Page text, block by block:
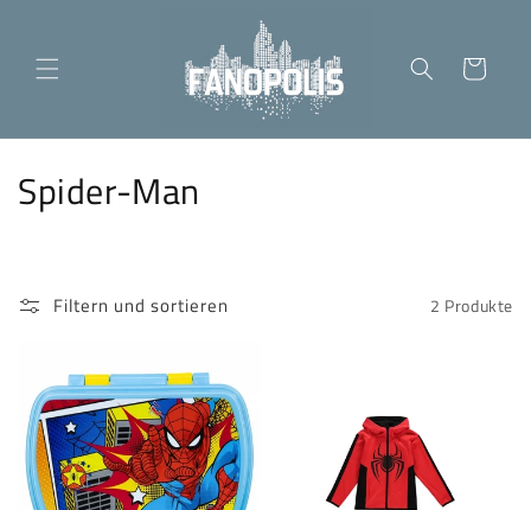
Warenkorb
K
e
o
r
Spider-Man
Filtern und sortieren 2 Produkte